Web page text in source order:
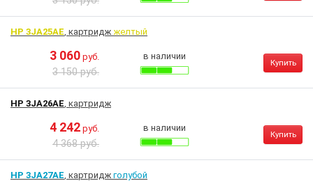
HP 3JA25AE, картридж желтый
3 060 руб.
3 150 руб.
в наличии
Купить
HP 3JA26AE, картридж
4 242 руб.
4 368 руб.
в наличии
Купить
HP 3JA27AE, картридж голубой